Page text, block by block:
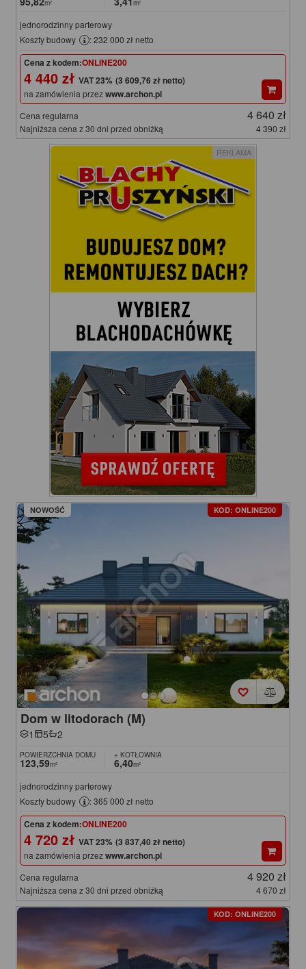
m² m²
jednorodzinny parterowy
Koszty budowy
: 232 000 zł netto
Cena z kodem:ONLINE200
4 440 zł (3 609,76 zł netto)
na zamówienia przezwww.archon.pl
Cena regularna 4 640 zł
Najniższa cena z 30 dni przed obniżką 4 390 zł
REKLAMA
NOWOŚĆ KOD: ONLINE200
Dom w litodorach (M)
1 5 2
POWIERZCHNIA DOMU
123,59m²
+ KOTŁOWNIA
6,40m²
jednorodzinny parterowy
Koszty budowy
: 365 000 zł netto
Cena z kodem:ONLINE200
4 720 zł (3 837,40 zł netto)
na zamówienia przezwww.archon.pl
Cena regularna 4 920 zł
Najniższa cena z 30 dni przed obniżką 4 670 zł
KOD: ONLINE200